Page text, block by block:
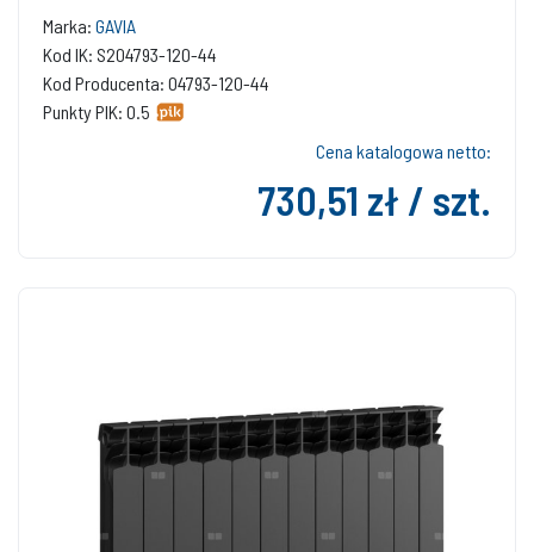
Marka: GAVIA
Kod IK: S204793-120-44
Kod Producenta: 04793-120-44
Punkty PIK: 0.5
Cena katalogowa netto:
730,51 zł / szt.